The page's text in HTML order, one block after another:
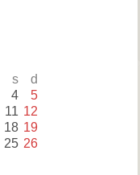
s d
4 5
11 12
18 19
25 26